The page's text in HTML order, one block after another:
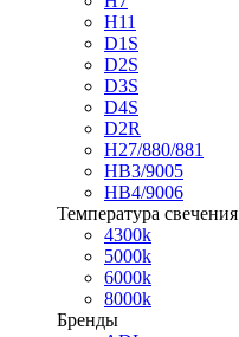
H11
D1S
D2S
D3S
D4S
D2R
H27/880/881
HB3/9005
HB4/9006
Температура свечения
4300k
5000k
6000k
8000k
Бренды